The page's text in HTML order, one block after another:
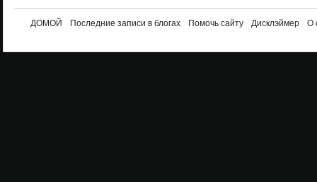
ДОМОЙ Последние записи в блогах Помочь сайту Дисклэймер О